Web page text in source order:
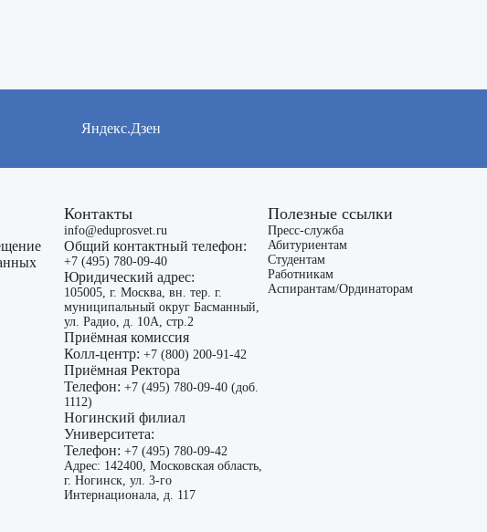
Яндекс.Дзен
Контакты
info@eduprosvet.ru
Общий контактный телефон:
+7 (495) 780-09-40
Юридический адрес:
105005, г. Москва, вн. тер. г.
муниципальный округ Басманный,
ул. Радио, д. 10А, стр.2
Приёмная комиссия
Колл-центр:+7 (800) 200-91-42
Приёмная Ректора
Телефон:+7 (495) 780-09-40 (доб.
1112)
Ногинский филиал
Университета:
Телефон:+7 (495) 780-09-42
Адрес: 142400, Московская область,
г. Ногинск, ул. 3-го
Интернационала, д. 117
Полезные ссылки
Пресс-служба
Абитуриентам
Студентам
Работникам
Аспирантам/Ординаторам